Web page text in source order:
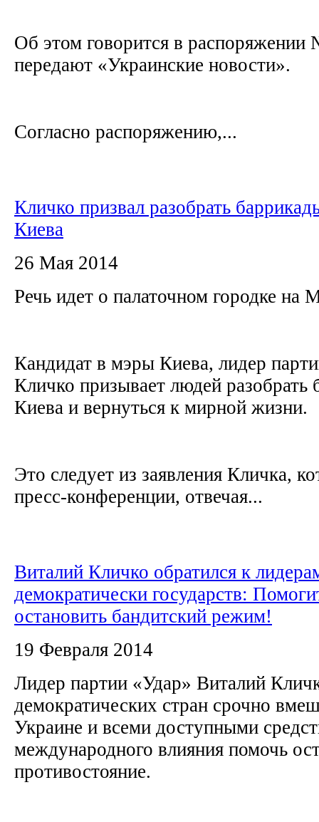
Об этом говорится в
передают «Украинские новости».
Согласно распоряжению,...
Кличко призвал разобрать
Киева
26 Мая 2014
Речь идет о палаточном городке на
Кандидат в мэры Киева, лидер
Кличко призывает людей разобрать
Киева и вернуться к мирной жизни.
Это следует из заявления Кличка,
пресс-конференции, отвечая...
Виталий Кличко обратился к
демократически государств:
остановить бандитский режим!
19 Февраля 2014
Лидер партии «Удар» Виталий
демократических стран срочно
Украине и всеми доступными
международного влияния помочь
противостояние.